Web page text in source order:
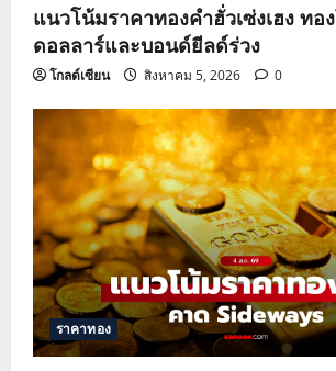
แนวโน้มราคาทองคำฮั่วเซ่งเฮง ท
ดอลลาร์และบอนด์ยีลด์ร่วง
โกลด์เซียน สิงหาคม 5, 2026 0
ราคาทอง